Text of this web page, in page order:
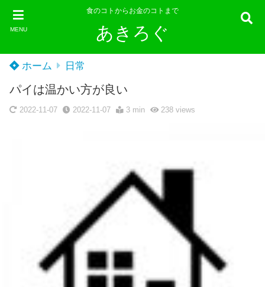
MENU
食のコトからお金のコトまで
あきろぐ
ホーム 日常
パイは温かい方が良い
2022-11-07 2022-11-07 3 min 238views